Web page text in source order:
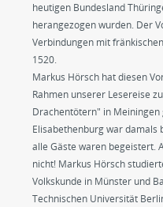
heutigen Bundesland
herangezogen wurden. Der
Verbindungen mit
1520.
Markus Hörsch hat diesen
Rahmen unserer Lesereise
Drachentötern" in Meiningen
Elisabethenburg war damals
alle Gäste waren begeistert.
nicht! Markus Hörsch
Volkskunde in Münster und
Technischen Universität